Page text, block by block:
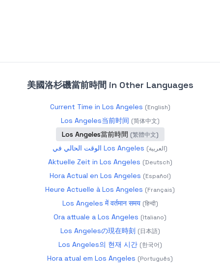
美國洛杉磯當前時間 in Other Languages
Current Time in Los Angeles (English)
Los Angeles当前时间 (简体中文)
Los Angeles當前時間 (繁體中文)
الوقت الحالي في Los Angeles (العربية)
Aktuelle Zeit in Los Angeles (Deutsch)
Hora Actual en Los Angeles (Español)
Heure Actuelle à Los Angeles (Français)
Los Angeles में वर्तमान समय (हिन्दी)
Ora attuale a Los Angeles (Italiano)
Los Angelesの現在時刻 (日本語)
Los Angeles의 현재 시간 (한국어)
Hora atual em Los Angeles (Português)